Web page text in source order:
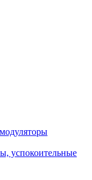
успокоительные